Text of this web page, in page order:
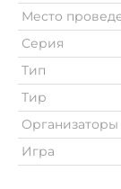
Место
Серия
Тип
Тир
Организаторы
Игра